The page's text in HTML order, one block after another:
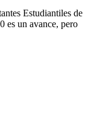
Estudiantiles de
es un avance, pero